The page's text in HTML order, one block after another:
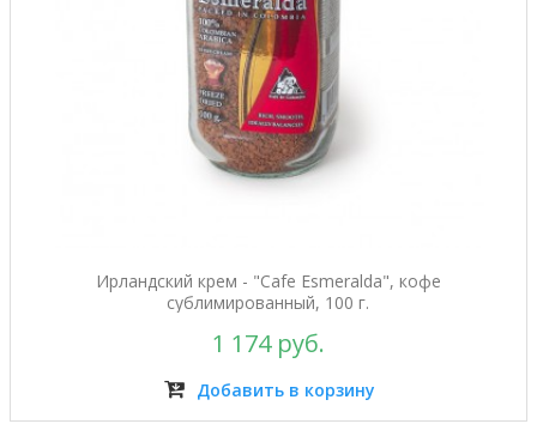
Ирландский крем - "Cafe Esmeralda", кофе
сублимированный, 100 г.
1 174 руб.
Добавить в корзину